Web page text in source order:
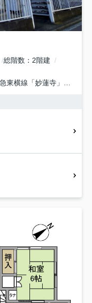
総階数
2階建
東横線 「妙蓮寺 」駅 徒歩14分